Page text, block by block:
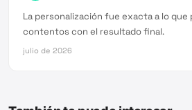
La personalización fue exacta a lo que
contentos con el resultado final.
julio de 2026